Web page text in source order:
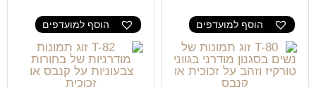
הוסף למועדפים הוסף למועדפים